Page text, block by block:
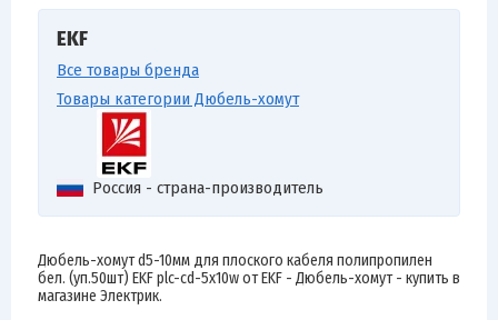
EKF
Все товары бренда
Товары категории Дюбель-хомут
Россия - страна-производитель
Дюбель-хомут d5-10мм для плоского кабеля полипропилен
бел. (уп.50шт) EKF plc-cd-5x10w от EKF - Дюбель-хомут - купить в
магазине Электрик.